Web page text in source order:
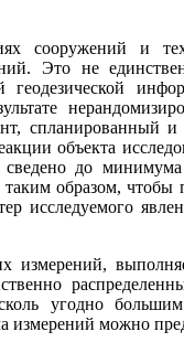
и
Это не
спланированный
объекта
до
образом, чтобы
исследуемого
измерений,
угодно
измерений можно